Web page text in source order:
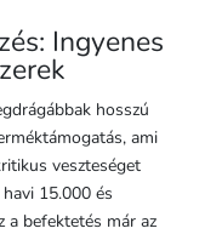
Ingyenes
hosszú
ami
veszteséget
15.000 és
a befektetés már az